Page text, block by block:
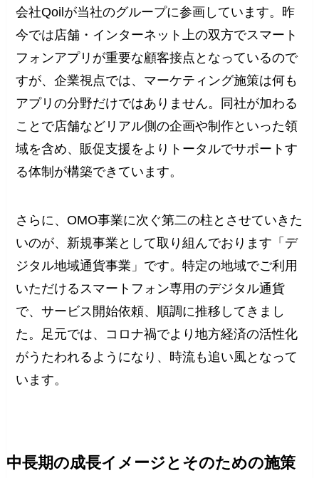
会社Qoilが当社のグループに参画しています。昨
今では店舗・インターネット上の双方でスマート
フォンアプリが重要な顧客接点となっているので
すが、企業視点では、マーケティング施策は何も
アプリの分野だけではありません。同社が加わる
ことで店舗などリアル側の企画や制作といった領
域を含め、販促支援をよりトータルでサポートす
る体制が構築できています。
さらに、OMO事業に次ぐ第二の柱とさせていきた
いのが、新規事業として取り組んでおります「デ
ジタル地域通貨事業」です。特定の地域でご利用
いただけるスマートフォン専用のデジタル通貨
で、サービス開始依頼、順調に推移してきまし
た。足元では、コロナ禍でより地方経済の活性化
がうたわれるようになり、時流も追い風となって
います。
中長期の成長イメージとそのための施策